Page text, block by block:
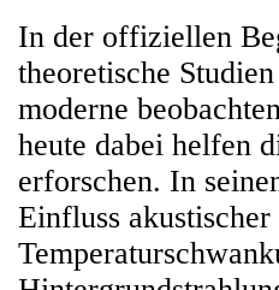
In der offiziellen
theoretische
moderne
heute dabei helfen
erforschen. In
Einfluss